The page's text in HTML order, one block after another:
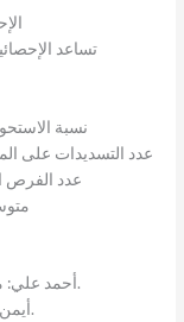
تساعد
نسبة الاستحواذ: 55% للأهلي مقابل 45%
عدد التسديدات على المرمى: 12 تسديدة للأهلي و8
عدد الفرص المحققة: 7 فرص
متوسط
أحمد علي: مهاجم قوي يتميز بقدراته التهديفية الدقيقة.
أيمن حفني: جناح سريع يسهم في بناء الهجمات.